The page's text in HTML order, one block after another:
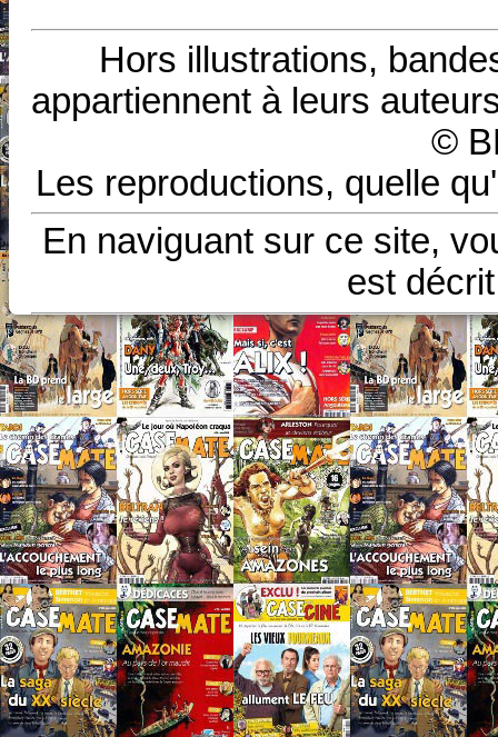
Hors illustrations,
appartiennent à leurs
©
Les reproductions, quelle
En naviguant sur ce site,
est